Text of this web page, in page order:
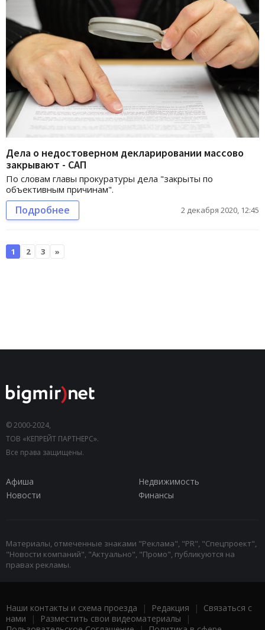
Дела о недостоверном декларировании массово
закрывают - САП
По словам главы прокуратуры дела "закрыты по
объективным причинам".
Подробнее 2 декабря 2020, 12:45
1 2 3 »
© 2000-2024,
ТОВ «КЕПРЕЙТ ПАРТНЕРС».
Все права защищены.
Афиша
Недвижимость
Новости
Финансы
Материалы, отмеченные знаками "Реклама", "PR", "Спецпроект",
"Новости компаний", "Актуально", "Промо", публикуются на
правах рекламы.
Наши контакты и схема проезда | Редакция | Связаться с
нами | Разместить свои видеоматериалы |